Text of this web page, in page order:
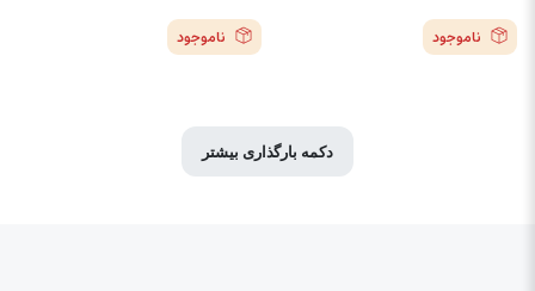
ناموجود ناموجود
دکمه بارگذاری بیشتر